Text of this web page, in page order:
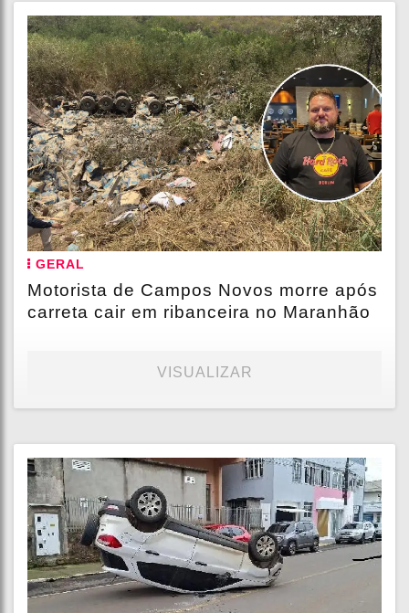
GERAL
Motorista de Campos Novos morre após
carreta cair em ribanceira no Maranhão
VISUALIZAR